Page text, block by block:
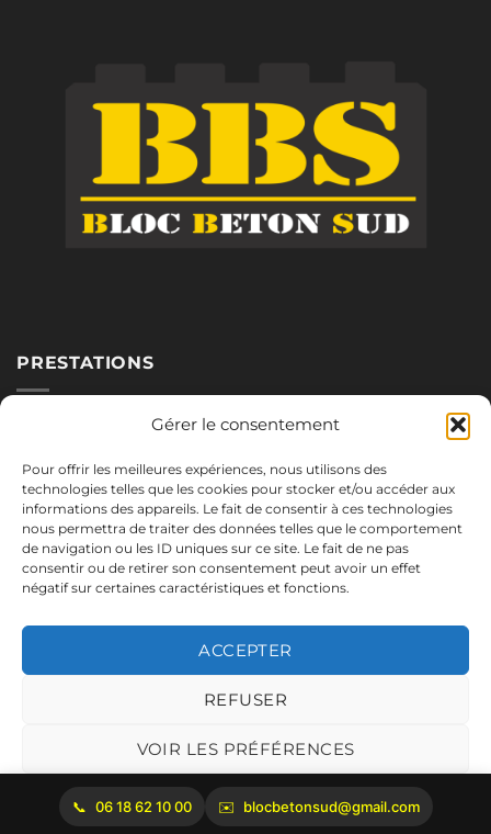
Gérer le consentement
Pour offrir les meilleures expériences, nous utilisons des
technologies telles que les cookies pour stocker et/ou accéder aux
informations des appareils. Le fait de consentir à ces technologies
nous permettra de traiter des données telles que le comportement
de navigation ou les ID uniques sur ce site. Le fait de ne pas
consentir ou de retirer son consentement peut avoir un effet
négatif sur certaines caractéristiques et fonctions.
ACCEPTER
REFUSER
VOIR LES PRÉFÉRENCES
Politique de cookies
PRESTATIONS
Réalisations
NOUS CONTACTER
blocbetonsud@gmail.com
2645 Route de Cadenet
Copyright 2026 ©Bloc Béton Sud
06 18 62 10 00 blocbetonsud@gmail.com